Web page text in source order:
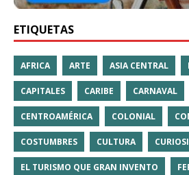
ETIQUETAS
AFRICA ARTE ASIA CENTRAL
CAPITALES CARIBE CARNAVAL
CENTROAMÉRICA COLONIAL
COSTUMBRES CULTURA
EL TURISMO QUE GRAN INVENTO